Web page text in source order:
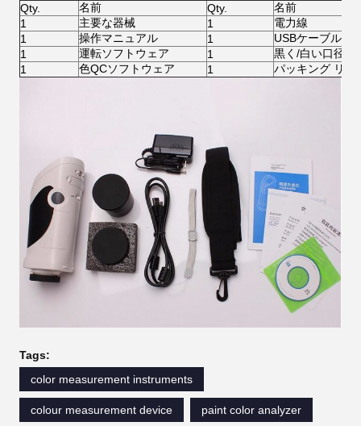
Qty.
名前 Qty.
名前
1
主要な器械 1
電力線
1
操作マニュアル 1
USBケーブル
1
運転ソフトウェア 1
黒く/白い口径測
1
色QCソフトウェア 1 パッキング リス
Tags:
color measurement instruments
colour measurement device paint color analyzer